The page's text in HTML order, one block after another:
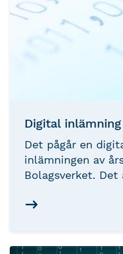
Digital
Det pågår en
inlämningen av
Bolagsverket.
att snarast möjligt